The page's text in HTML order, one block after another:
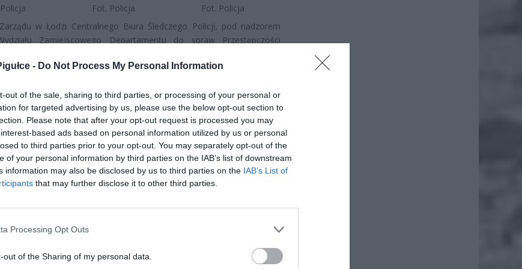
- Do Not Process My Personal Information
out of the sale, sharing to third parties, or processing of your personal or
for targeted advertising by us, please use the below opt-out section to
Please note that after your opt-out request is processed you may
based ads based on personal information utilized by us or personal
to third parties prior to your opt-out. You may separately opt-out of the
of your personal information by third parties on the IAB’s list of downstream
information may also be disclosed by us to third parties on the IAB’s List of
that may further disclose it to other third parties.
Processing Opt Outs
out of the Sharing of my personal data.
Fot. Policja
Fot. Policja
w Łodzi Centralnego Biura Śledczego Policji, pod nadzorem
Zamiejscowego Departamentu do spraw Przestępczości
działania zorganizowanej grupy przestępczej zajmującej się w
pieniędzy pochodzących z przestępstw.
ad